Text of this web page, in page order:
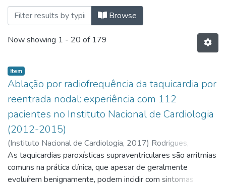
Browsing Mestrado Profissional
Browse
Now showing 1 - 20 of 179
Item
Ablação por radiofrequência da taquicardia por
reentrada nodal: experiência com 112
pacientes no Instituto Nacional de Cardiologia
(2012-2015)
(Instituto Nacional de Cardiologia, 2017) Rodrigues,
Leandro Cordeiro Dias
As taquicardias paroxísticas supraventriculares são arritmias
comuns na prática clínica, que apesar de geralmente
evoluírem benignamente, podem incidir com sintomas